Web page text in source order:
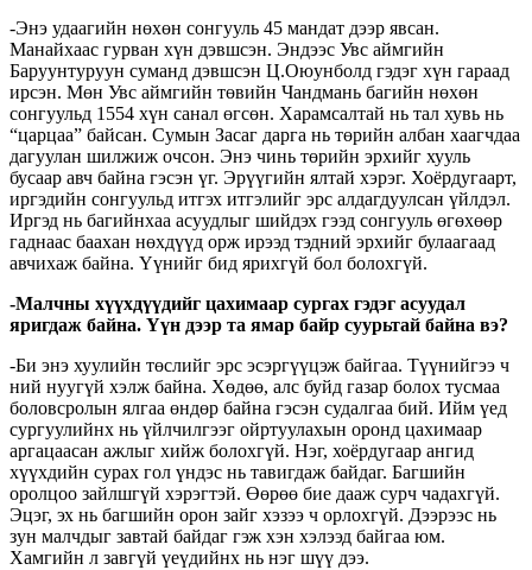
-Энэ удаагийн нөхөн сонгууль 45 мандат дээр явсан.
Манайхаас гурван хүн дэвшсэн. Эндээс Увс аймгийн
Баруунтуруун суманд дэвшсэн Ц.Оюунболд гэдэг хүн гараад
ирсэн. Мөн Увс аймгийн төвийн Чандмань багийн нөхөн
сонгуульд 1554 хүн санал өгсөн. Харамсалтай нь тал хувь нь
“царцаа” байсан. Сумын Засаг дарга нь төрийн албан хаагчдаа
дагуулан шилжиж очсон. Энэ чинь төрийн эрхийг хууль
бусаар авч байна гэсэн үг. Эрүүгийн ялтай хэрэг. Хоёрдугаарт,
иргэдийн сонгуульд итгэх итгэлийг эрс алдагдуулсан үйлдэл.
Иргэд нь багийнхаа асуудлыг шийдэх гээд сонгууль өгөхөөр
гаднаас баахан нөхдүүд орж ирээд тэдний эрхийг булаагаад
авчихаж байна. Үүнийг бид ярихгүй бол болохгүй.
-Малчны хүүхдүүдийг цахимаар сургах гэдэг асуудал
яригдаж байна. Үүн дээр та ямар байр суурьтай байна вэ?
-Би энэ хуулийн төслийг эрс эсэргүүцэж байгаа. Түүнийгээ ч
ний нуугүй хэлж байна. Хөдөө, алс буйд газар болох тусмаа
боловсролын ялгаа өндөр байна гэсэн судалгаа бий. Ийм үед
сургуулийнх нь үйлчилгээг ойртуулахын оронд цахимаар
аргацаасан ажлыг хийж болохгүй. Нэг, хоёрдугаар ангид
хүүхдийн сурах гол үндэс нь тавигдаж байдаг. Багшийн
оролцоо зайлшгүй хэрэгтэй. Өөрөө бие дааж сурч чадахгүй.
Эцэг, эх нь багшийн орон зайг хэзээ ч орлохгүй. Дээрээс нь
зун малчдыг завтай байдаг гэж хэн хэлээд байгаа юм.
Хамгийн л завгүй үеүдийнх нь нэг шүү дээ.